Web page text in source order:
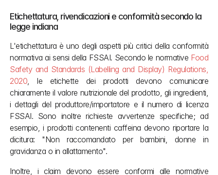
Etichettatura, rivendicazioni e conformità secondo la
legge indiana
L'etichettatura è uno degli aspetti più critici della conformità
normativa ai sensi della FSSAI. Secondo le normative Food
Safety and Standards (Labelling and Display) Regulations,
2020, le etichette dei prodotti devono comunicare
chiaramente il valore nutrizionale del prodotto, gli ingredienti,
i dettagli del produttore/importatore e il numero di licenza
FSSAI. Sono inoltre richieste avvertenze specifiche; ad
esempio, i prodotti contenenti caffeina devono riportare la
dicitura: "Non raccomandato per bambini, donne in
gravidanza o in allattamento".